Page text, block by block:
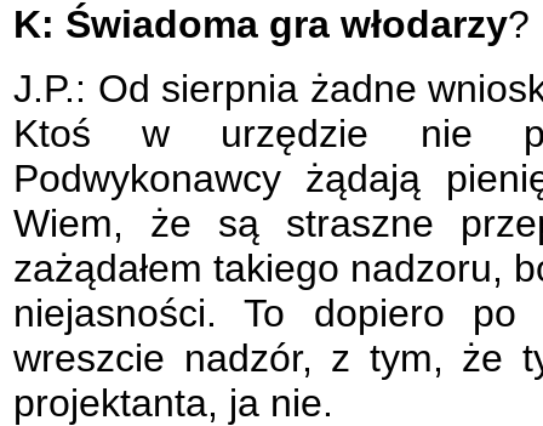
K: Świadoma gra włodarzy?
J.P.: Od sierpnia żadne
Ktoś w urzędzie nie
Podwykonawcy żądają
Wiem, że są straszne
zażądałem takiego nadzoru,
niejasności. To dopiero po
wreszcie nadzór, z tym, że
projektanta, ja nie.